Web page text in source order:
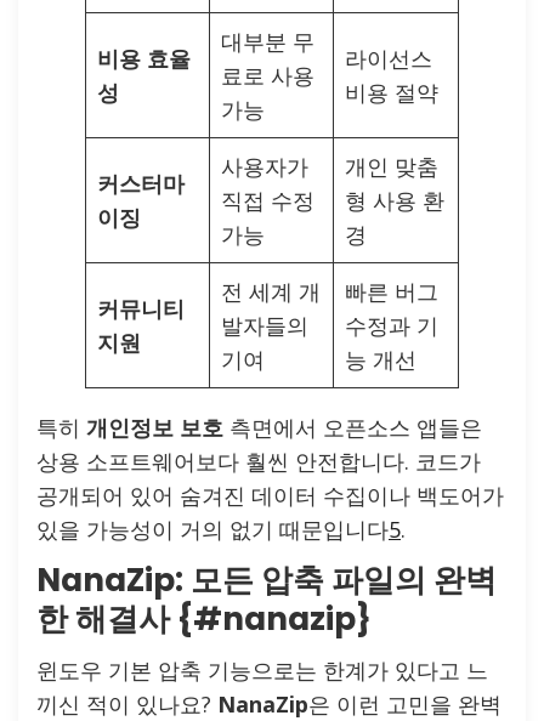
비용 효율
성
대부분 무
료로 사용
가능
라이선스
비용 절약
커스터마
이징
사용자가
직접 수정
가능
개인 맞춤
형 사용 환
경
커뮤니티
지원
전 세계 개
발자들의
기여
빠른 버그
수정과 기
능 개선
특히 개인정보 보호 측면에서 오픈소스 앱들은
상용 소프트웨어보다 훨씬 안전합니다. 코드가
공개되어 있어 숨겨진 데이터 수집이나 백도어가
있을 가능성이 거의 없기 때문입니다5.
NanaZip: 모든 압축 파일의 완벽
한 해결사 {#nanazip}
윈도우 기본 압축 기능으로는 한계가 있다고 느
끼신 적이 있나요? NanaZip은 이런 고민을 완벽